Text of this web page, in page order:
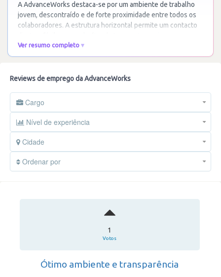
A AdvanceWorks destaca-se por um ambiente de trabalho
jovem, descontraído e de forte proximidade entre todos os
colaboradores. A estrutura horizontal permite um contacto
Ver resumo completo
Reviews de emprego da AdvanceWorks
Cargo
Nível de experiência
Cidade
Ordenar por
1
Votos
Ótimo ambiente e transparência